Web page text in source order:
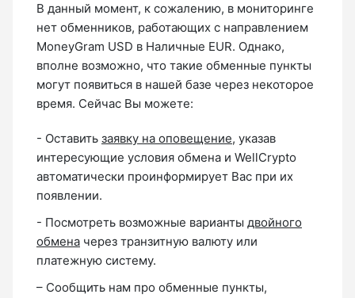
В данный момент, к сожалению, в мониторинге
нет обменников, работающих с направлением
MoneyGram USD в Наличные EUR. Однако,
вполне возможно, что такие обменные пункты
могут появиться в нашей базе через некоторое
время. Сейчас Вы можете:
- Оставить заявку на оповещение, указав
интересующие условия обмена и WellCrypto
автоматически проинформирует Вас при их
появлении.
- Посмотреть возможные варианты двойного
обмена через транзитную валюту или
платежную систему.
– Сообщить нам про обменные пункты,